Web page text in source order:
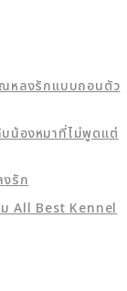
หลงรักแบบถอนตัว
บน้องหมาที่ไม่พูดแต่
งรัก
ม All Best Kennel